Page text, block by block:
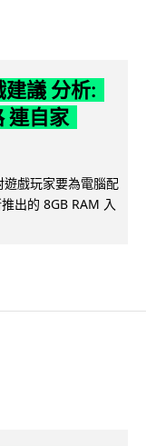
議 分析:
連自家
戲玩家要為電腦配
出的 8GB RAM 入